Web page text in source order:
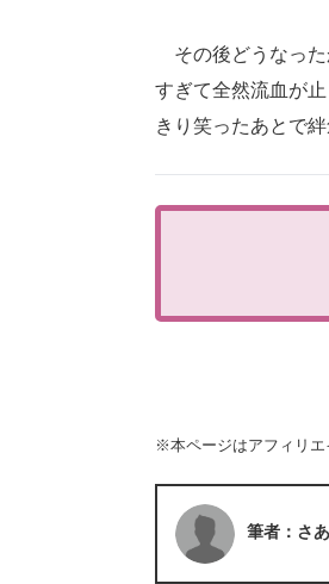
その後どうなった
すぎて全然流血が
きり笑ったあとで
※本ページはアフィリエ
筆者：さ